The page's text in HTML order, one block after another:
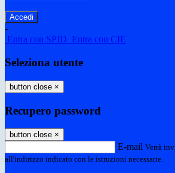
-
Entra con SPID Entra con CIE
Seleziona utente
button close ×
Recupero password
button close ×
E-mail Verrà
all'indirizzo indicato con le istruzioni necessarie.